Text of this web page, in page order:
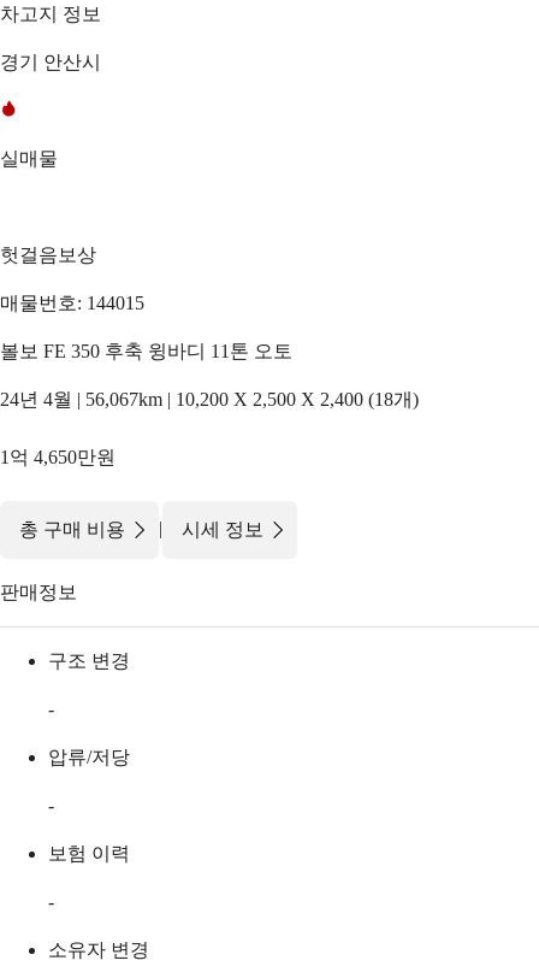
차고지 정보
경기 안산시
실매물
헛걸음보상
매물번호: 144015
볼보 FE 350 후축 윙바디 11톤 오토
24년 4월 | 56,067km | 10,200 X 2,500 X 2,400 (18개)
1억 4,650만원
총 구매 비용 | 시세 정보
판매정보
구조 변경
-
압류/저당
-
보험 이력
-
소유자 변경